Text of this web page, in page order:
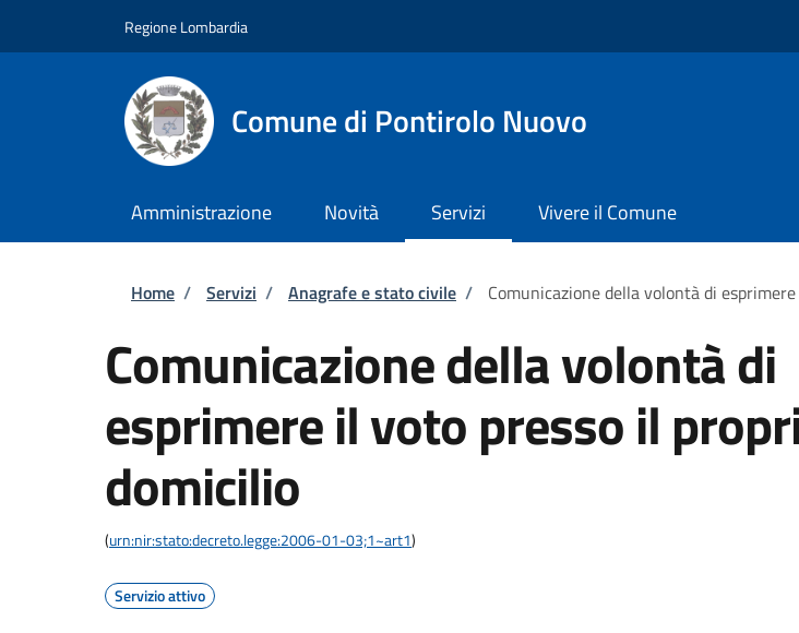
Regione Lombardia
Comune di Pontirolo Nuovo
Amministrazione Novità Servizi Vivere il Comune
Briciole di pane
Home / Servizi / Anagrafe e stato civile / Comunicazione della volontà di
Comunicazione della volontà di
esprimere il voto presso il
domicilio
(urn:nir:stato:decreto.legge:2006-01-03;1~art1)
Servizio attivo